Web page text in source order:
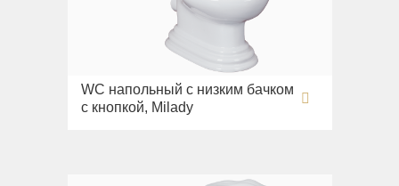
WC напольный с низким бачком
c кнопкой, Milady